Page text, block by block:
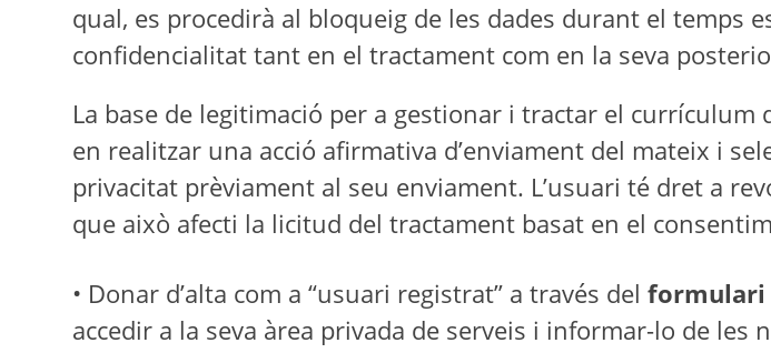
qual, es procedirà al bloqueig de les dades durant el temps
confidencialitat tant en el tractament com en la seva
La base de legitimació per a gestionar i tractar el
en realitzar una acció afirmativa d’enviament del mateix i
privacitat prèviament al seu enviament. L’usuari té dret a
que això afecti la licitud del tractament basat en el
• Donar d’alta com a “usuari registrat” a través del formulari
accedir a la seva àrea privada de serveis i informar-lo de